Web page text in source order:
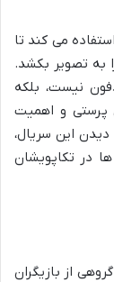
می کند تا
به تصویر بکشد.
نیست، بلکه
پرستی و اهمیت
این سریال،
در تکاپویشان
از بازیگران